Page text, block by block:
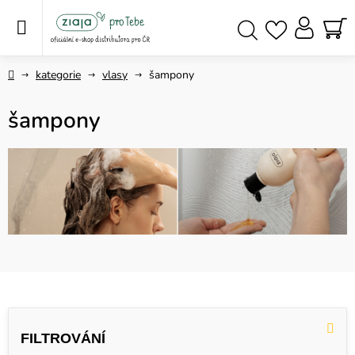
Domůkategorie vlasy šampony
šampony
V